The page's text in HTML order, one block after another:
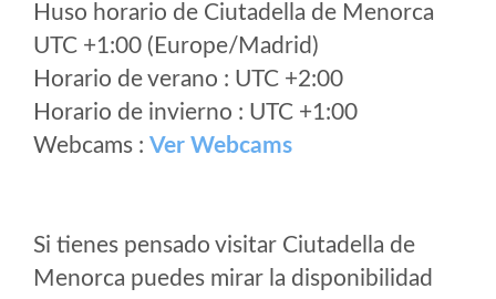
Huso horario de Ciutadella de Menorca
UTC +1:00 (Europe/Madrid)
Horario de verano : UTC +2:00
Horario de invierno : UTC +1:00
Webcams : Ver Webcams
Si tienes pensado visitar Ciutadella de
Menorca puedes mirar la disponibilidad